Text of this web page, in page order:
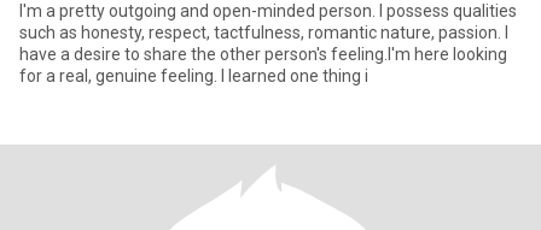
I'm a pretty outgoing and open-minded person. I possess qualities
such as honesty, respect, tactfulness, romantic nature, passion. I
have a desire to share the other person's feeling.I'm here looking
for a real, genuine feeling. I learned one thing i